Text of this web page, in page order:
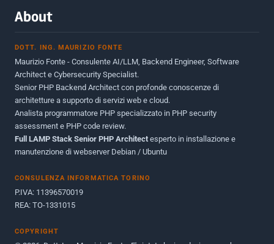
Giugno 2012
Maggio 2011
Dicembre 2010
Ottobre 2010
Maggio 2010
Giugno 2009
About
DOTT. ING. MAURIZIO FONTE
Maurizio Fonte - Consulente AI/LLM, Backend Engineer, Software
Architect e Cybersecurity Specialist.
Senior PHP Backend Architect con profonde conoscenze di
architetture a supporto di servizi web e cloud.
Analista programmatore PHP specializzato in PHP security
assessment e PHP code review.
Full LAMP Stack Senior PHP Architect esperto in installazione e
manutenzione di webserver Debian / Ubuntu
CONSULENZA INFORMATICA TORINO
P.IVA: 11396570019
REA: TO-1331015
COPYRIGHT